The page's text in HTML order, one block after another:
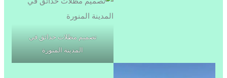
تصميم مظلات حدائق في
المدينة المنورة